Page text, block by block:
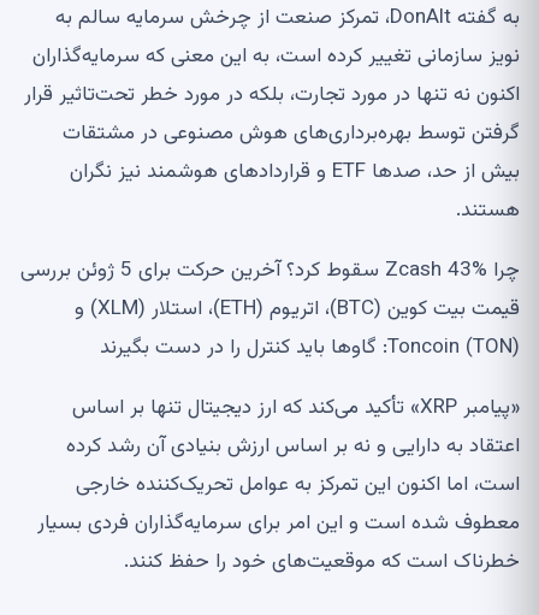
به گفته DonAlt، تمرکز صنعت از چرخش سرمایه سالم به
نویز سازمانی تغییر کرده است، به این معنی که سرمایه‌گذاران
اکنون نه تنها در مورد تجارت، بلکه در مورد خطر تحت‌تاثیر قرار
گرفتن توسط بهره‌برداری‌های هوش مصنوعی در مشتقات
بیش از حد، صدها ETF و قراردادهای هوشمند نیز نگران
هستند.
چرا Zcash 43% سقوط کرد؟ آخرین حرکت برای 5 ژوئن بررسی
قیمت بیت کوین (BTC)، اتریوم (ETH)، استلار (XLM) و
Toncoin (TON): گاوها باید کنترل را در دست بگیرند
«پیامبر XRP» تأکید می‌کند که ارز دیجیتال تنها بر اساس
اعتقاد به دارایی و نه بر اساس ارزش بنیادی آن رشد کرده
است، اما اکنون این تمرکز به عوامل تحریک‌کننده خارجی
معطوف شده است و این امر برای سرمایه‌گذاران فردی بسیار
خطرناک است که موقعیت‌های خود را حفظ کنند.